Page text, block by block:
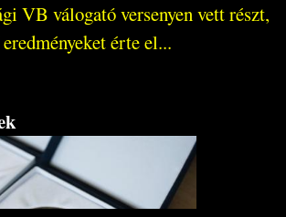
VB válogató versenyen vett részt,
érte el...